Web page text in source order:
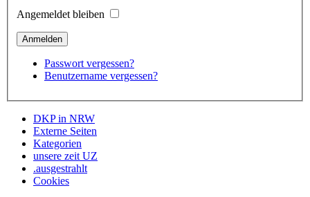
Angemeldet bleiben
Passwort vergessen?
Benutzername vergessen?
DKP in NRW
Externe Seiten
Kategorien
unsere zeit UZ
.ausgestrahlt
Cookies